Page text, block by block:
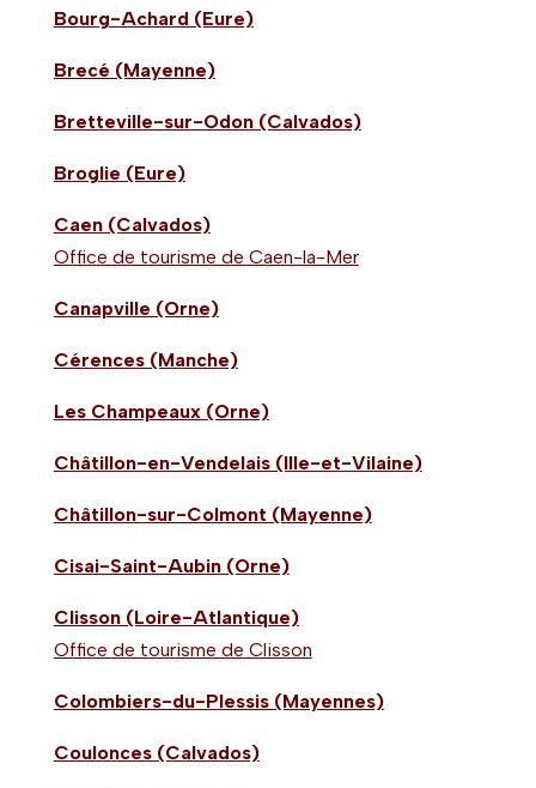
Bourg-Achard (Eure)
Brecé (Mayenne)
Bretteville-sur-Odon (Calvados)
Broglie (Eure)
Caen (Calvados)
Office de tourisme de Caen-la-Mer
Canapville (Orne)
Cérences (Manche)
Les Champeaux (Orne)
Châtillon-en-Vendelais (Ille-et-Vilaine)
Châtillon-sur-Colmont (Mayenne)
Cisai-Saint-Aubin (Orne)
Clisson (Loire-Atlantique)
Office de tourisme de Clisson
Colombiers-du-Plessis (Mayennes)
Coulonces (Calvados)